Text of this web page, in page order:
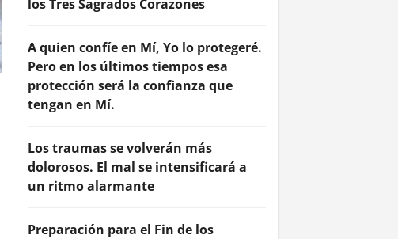
los Tres Sagrados Corazones
A quien confíe en Mí, Yo lo protegeré.
Pero en los últimos tiempos esa
protección será la confianza que
tengan en Mí.
Los traumas se volverán más
dolorosos. El mal se intensificará a
un ritmo alarmante
Preparación para el Fin de los